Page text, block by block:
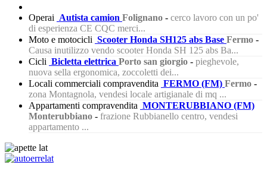
Operai Autista camion Folignano - cerco lavoro con un po'
di esperienza CE CQC merci...
Moto e motocicli Scooter Honda SH125 abs Base Fermo -
Causa inutilizzo vendo scooter Honda SH 125 abs Ba...
Cicli Bicletta elettrica Porto san giorgio - pieghevole,
nuova sella ergonomica, zoccoletti dei...
Locali commerciali compravendita FERMO (FM) Fermo -
zona Montagnola, vendesi locale artigianale di mq ...
Appartamenti compravendita MONTERUBBIANO (FM)
Monterubbiano - frazione Rubbianello centro, vendesi
appartamento ...